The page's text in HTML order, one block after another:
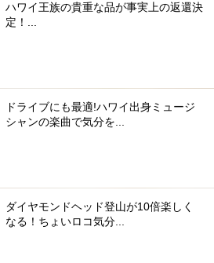
ハワイ王族の貴重な品が事実上の返還決
定！...
ドライブにも最適!ハワイ出身ミュージ
シャンの楽曲で気分を...
ダイヤモンドヘッド登山が10倍楽しく
なる！ちょいロコ気分...